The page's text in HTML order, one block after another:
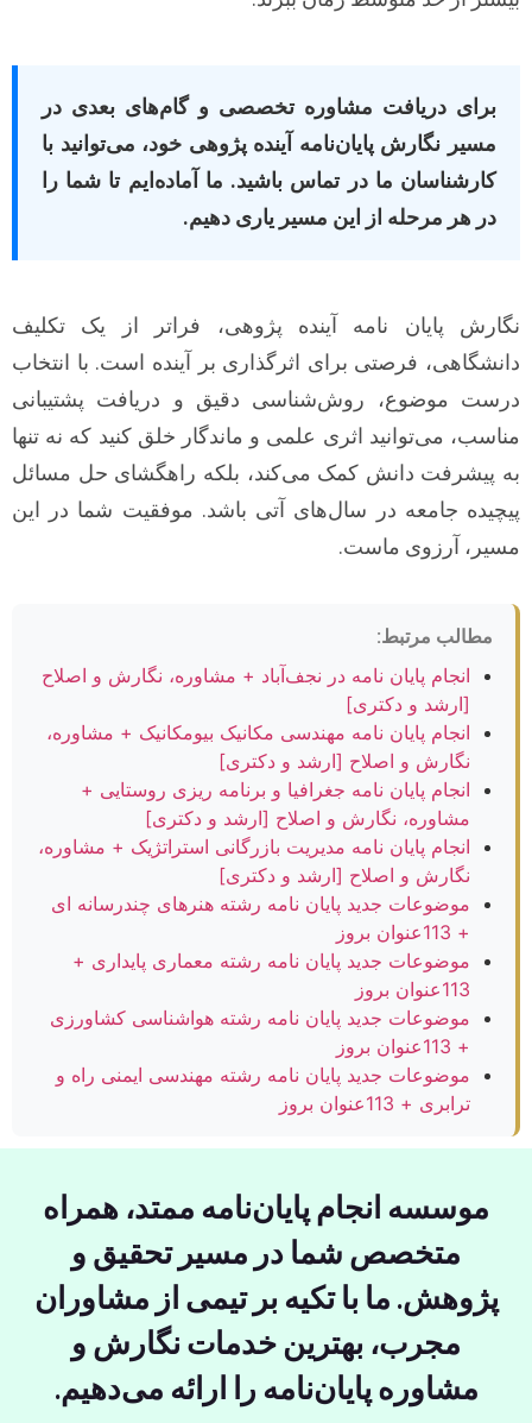
برای دریافت مشاوره تخصصی و گام‌های بعدی در
مسیر نگارش پایان‌نامه آینده پژوهی خود، می‌توانید با
کارشناسان ما در تماس باشید. ما آماده‌ایم تا شما را
در هر مرحله از این مسیر یاری دهیم.
نگارش پایان نامه آینده پژوهی، فراتر از یک تکلیف
دانشگاهی، فرصتی برای اثرگذاری بر آینده است. با انتخاب
درست موضوع، روش‌شناسی دقیق و دریافت پشتیبانی
مناسب، می‌توانید اثری علمی و ماندگار خلق کنید که نه تنها
به پیشرفت دانش کمک می‌کند، بلکه راهگشای حل مسائل
پیچیده جامعه در سال‌های آتی باشد. موفقیت شما در این
مسیر، آرزوی ماست.
مطالب مرتبط:
انجام پایان نامه در نجف‌آباد + مشاوره، نگارش و اصلاح
[ارشد و دکتری]
انجام پایان نامه مهندسی مکانیک بیومکانیک + مشاوره،
نگارش و اصلاح [ارشد و دکتری]
انجام پایان نامه جغرافیا و برنامه ریزی روستایی +
مشاوره، نگارش و اصلاح [ارشد و دکتری]
انجام پایان نامه مدیریت بازرگانی استراتژیک + مشاوره،
نگارش و اصلاح [ارشد و دکتری]
موضوعات جدید پایان نامه رشته هنرهای چندرسانه ای
+ 113عنوان بروز
موضوعات جدید پایان نامه رشته معماری پایداری +
113عنوان بروز
موضوعات جدید پایان نامه رشته هواشناسی کشاورزی
+ 113عنوان بروز
موضوعات جدید پایان نامه رشته مهندسی ایمنی راه و
ترابری + 113عنوان بروز
موسسه انجام پایان‌نامه ممتد، همراه
متخصص شما در مسیر تحقیق و
پژوهش. ما با تکیه بر تیمی از مشاوران
مجرب، بهترین خدمات نگارش و
مشاوره پایان‌نامه را ارائه می‌دهیم.